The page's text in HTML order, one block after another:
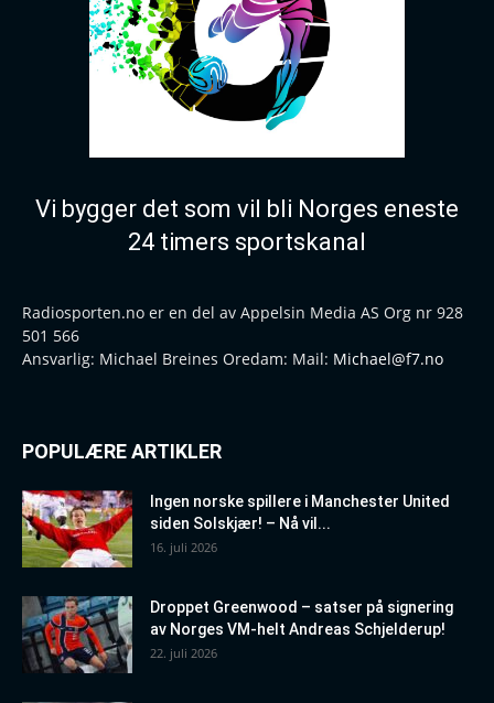
Vi bygger det som vil bli Norges eneste
24 timers sportskanal
Radiosporten.no er en del av Appelsin Media AS Org nr 928
501 566
Ansvarlig: Michael Breines Oredam: Mail: Michael@f7.no
POPULÆRE ARTIKLER
Ingen norske spillere i Manchester United
siden Solskjær! – Nå vil...
16. juli 2026
Droppet Greenwood – satser på signering
av Norges VM-helt Andreas Schjelderup!
22. juli 2026